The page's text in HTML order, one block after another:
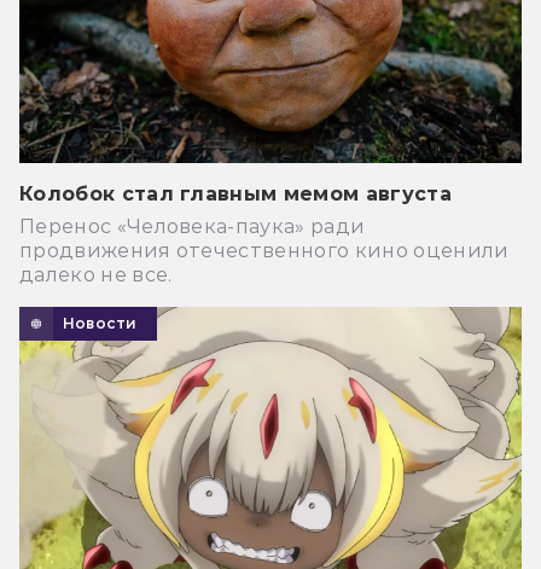
Колобок стал главным мемом августа
Перенос «Человека-паука» ради
продвижения отечественного кино оценили
далеко не все.
Новости